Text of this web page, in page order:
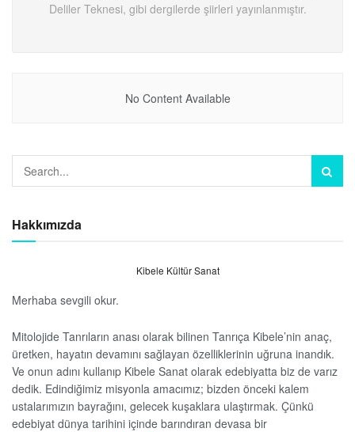
Deliler Teknesi, gibi dergilerde şiirleri yayınlanmıştır.
No Content Available
Hakkımızda
Kibele Kültür Sanat
Merhaba sevgili okur.
Mitolojide Tanrıların anası olarak bilinen Tanrıça Kibele’nin anaç,
üretken, hayatın devamını sağlayan özelliklerinin uğruna inandık.
Ve onun adını kullanıp Kibele Sanat olarak edebiyatta biz de varız
dedik. Edindiğimiz misyonla amacımız; bizden önceki kalem
ustalarımızın bayrağını, gelecek kuşaklara ulaştırmak. Çünkü
edebiyat dünya tarihini içinde barındıran devasa bir